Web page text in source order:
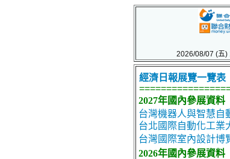
2026/08/07 (五)
經濟日報展覽一覽表
2027年國內參展資料
台灣機器人與智慧自
台北國際自動化工業
台灣國際室內設計博
2026年國內參展資料